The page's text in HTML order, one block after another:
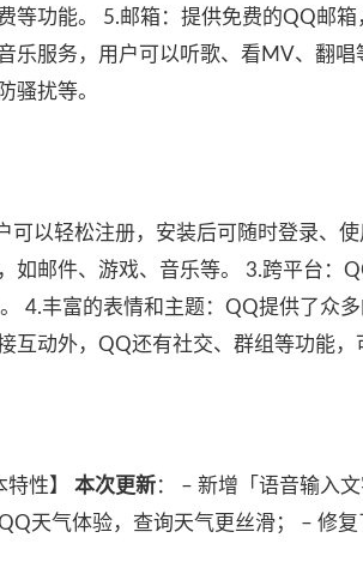
等功能。 5.邮箱：提供免费的QQ邮
乐服务，用户可以听歌、看MV、翻
骚扰等。
可以轻松注册，安装后可随时登录、
如邮件、游戏、音乐等。 3.跨平台：
4.丰富的表情和主题：QQ提供了众
互动外，QQ还有社交、群组等功能，
性】 本次更新： – 新增「语音输入
天气体验，查询天气更丝滑； – 修复